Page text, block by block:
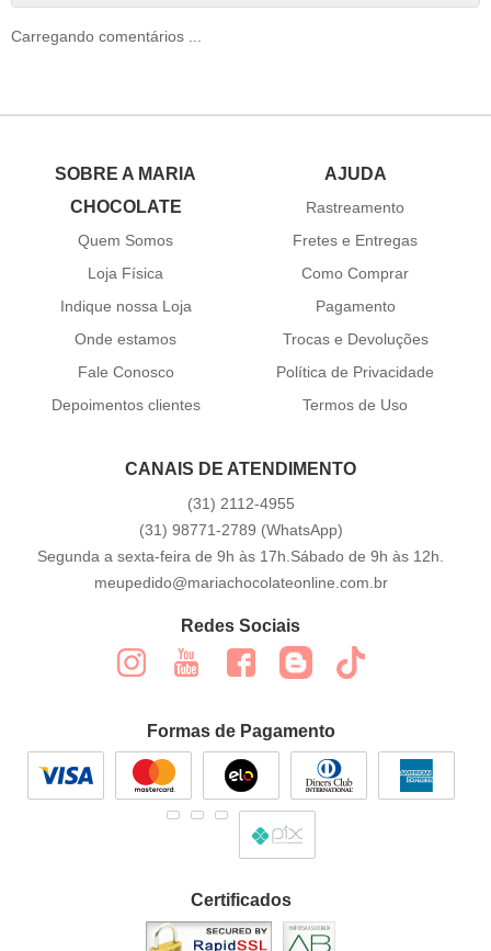
Carregando comentários ...
SOBRE A MARIA
CHOCOLATE
Quem Somos
Loja Física
Indique nossa Loja
Onde estamos
Fale Conosco
Depoimentos clientes
AJUDA
Rastreamento
Fretes e Entregas
Como Comprar
Pagamento
Trocas e Devoluções
Política de Privacidade
Termos de Uso
CANAIS DE ATENDIMENTO
(31) 2112-4955
(31) 98771-2789 (WhatsApp)
Segunda a sexta-feira de 9h às 17h.Sábado de 9h às 12h.
meupedido@mariachocolateonline.com.br
Redes Sociais
Formas de Pagamento
Certificados